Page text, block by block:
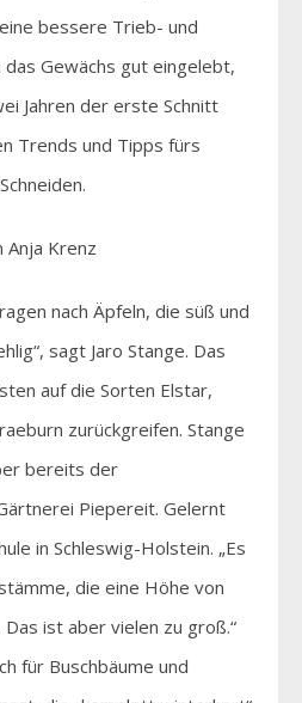
bessere Trieb- und
Gewächs gut eingelebt,
Jahren der erste Schnitt
Trends und Tipps fürs
Anja Krenz
nach Äpfeln, die süß und
sagt Jaro Stange. Das
auf die Sorten Elstar,
zurückgreifen. Stange
bereits der
Piepereit. Gelernt
in Schleswig-Holstein. „Es
die eine Höhe von
ist aber vielen zu groß.“
für Buschbäume und